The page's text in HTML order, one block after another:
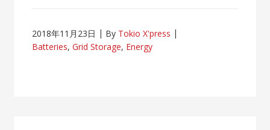
2018年11月23日 By Tokio X'press
Batteries,Grid Storage, Energy